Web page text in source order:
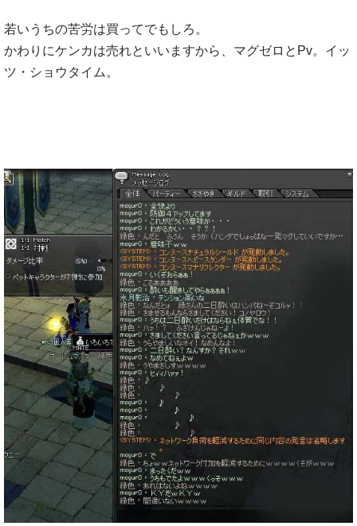
若いうちの苦労は買ってでもしろ。
かわりにケンカは売れといいますから、マグゼロとPv。イッ
ツ・ショウタイム。